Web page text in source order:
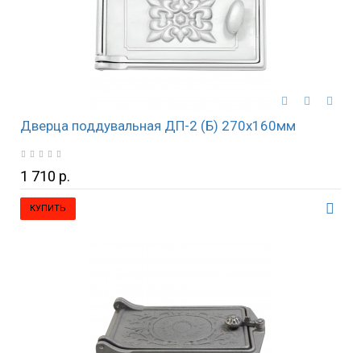
Дверца поддувальная ДП-2 (Б) 270х160мм
1 710 р.
КУПИТЬ